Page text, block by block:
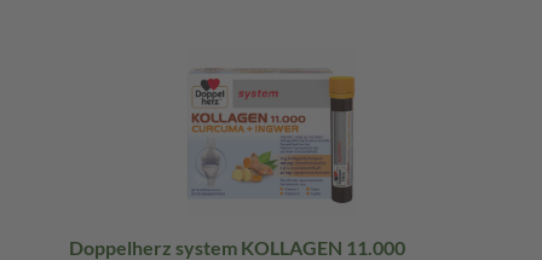
Doppelherz system KOLLAGEN 11.000